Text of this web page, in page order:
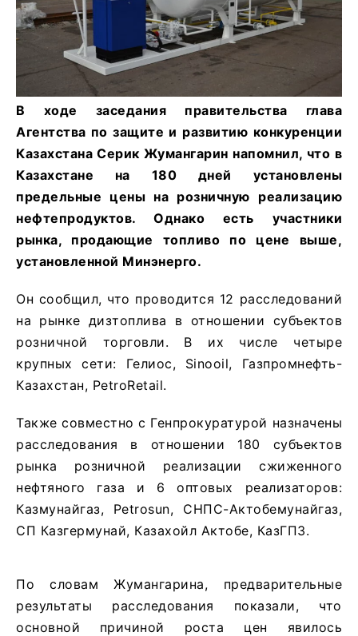
В ходе заседания правительства глава
Агентства по защите и развитию конкуренции
Казахстана Серик Жумангарин напомнил, что в
Казахстане на 180 дней установлены
предельные цены на розничную реализацию
нефтепродуктов. Однако есть участники
рынка, продающие топливо по цене выше,
установленной Минэнерго.
Он сообщил, что проводится 12 расследований
на рынке дизтоплива в отношении субъектов
розничной торговли. В их числе четыре
крупных сети: Гелиос, Sinooil, Газпромнефть-
Казахстан, PetroRetail.
Также совместно с Генпрокуратурой назначены
расследования в отношении 180 субъектов
рынка розничной реализации сжиженного
нефтяного газа и 6 оптовых реализаторов:
Казмунайгаз, Petrosun, СНПС-Актобемунайгаз,
СП Казгермунай, Казахойл Актобе, КазГПЗ.
По словам Жумангарина, предварительные
результаты расследования показали, что
основной причиной роста цен явилось